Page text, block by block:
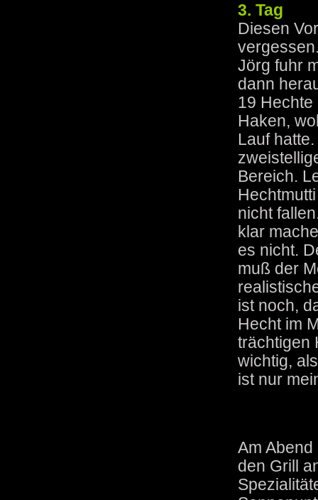
3. Tag
Diesen
Jörg fuhr
dann
19
Haken,
Lauf
Bereich.
nicht
klar
es nicht.
muß der
ist noch,
Hecht im
trächtigen
wichtig,
ist nur
Am
den Grill